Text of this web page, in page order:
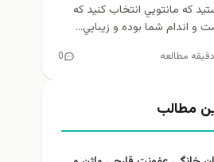
كه مانتويي انتخاب كنيد كه
و اندام شما بوده و زيبايي...
0
مطالب